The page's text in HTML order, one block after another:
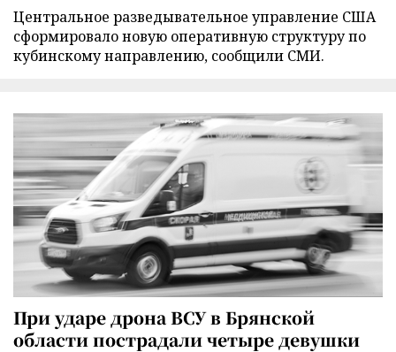
Центральное разведывательное управление США
сформировало новую оперативную структуру по
кубинскому направлению, сообщили СМИ.
При ударе дрона ВСУ в Брянской
области пострадали четыре девушки